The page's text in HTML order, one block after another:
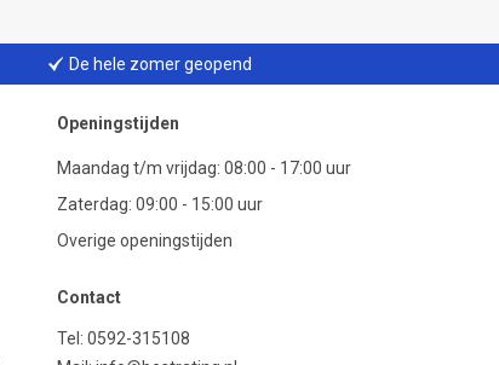
De hele zomer geopend
Openingstijden
Maandag t/m vrijdag: 08:00 - 17:00 uur
Zaterdag: 09:00 - 15:00 uur
Overige openingstijden
Contact
Tel: 0592-315108